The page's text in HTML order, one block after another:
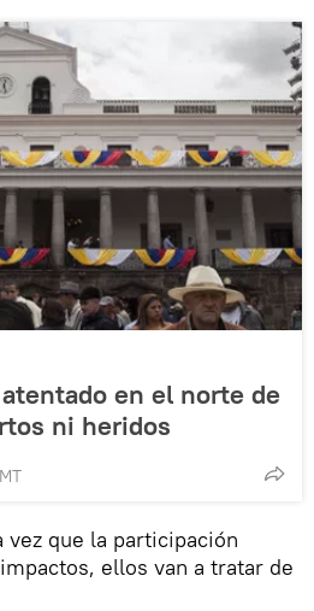
en el norte de
ni heridos
vez que la participación
ellos van a tratar de